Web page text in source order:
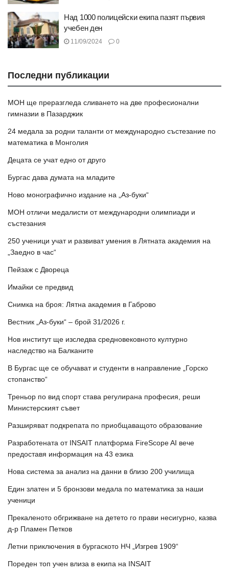
Над 1000 полицейски екипа пазят първия
учебен ден
11/09/2024 0
Последни публикации
МОН ще преразгледа сливането на две професионални
гимназии в Пазарджик
24 медала за родни таланти от международно състезание по
математика в Монголия
Децата се учат едно от друго
Бургас дава думата на младите
Ново монографично издание на „Аз-буки“
МОН отличи медалисти от международни олимпиади и
състезания
250 ученици учат и развиват умения в Лятната академия на
„Заедно в час“
Пейзаж с Двореца
Имайки се предвид
Снимка на броя: Лятна академия в Габрово
Вестник „Аз-буки“ – брой 31/2026 г.
Нов институт ще изследва средновековното културно
наследство на Балканите
В Бургас ще се обучават и студенти в направление „Горско
стопанство“
Треньор по вид спорт става регулирана професия, реши
Министерският съвет
Разширяват подкрепата по приобщаващото образование
Разработената от INSAIT платформа FireScope AI вече
предоставя информация на 43 езика
Нова система за анализ на данни в близо 200 училища
Един златен и 5 бронзови медала по математика за наши
ученици
Прекаленото обгрижване на детето го прави несигурно, казва
д-р Пламен Петков
Летни приключения в бургаското НЧ „Изгрев 1909“
Пореден топ учен влиза в екипа на INSAIT